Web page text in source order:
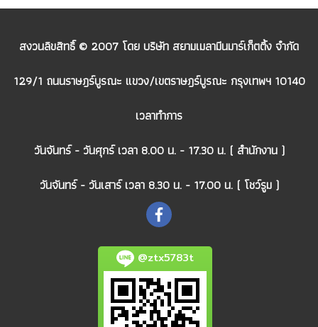
สงวนลิขสิทธิ์ © 2007 โดย บริษัท สยามเมลามีนมาร์เก็ตติ้ง จำกัด
129/1 ถนนราษฎร์บูรณะ แขวง/เขตราษฎร์บูรณะ กรุงเทพฯ 10140
เวลาทำการ
วันจันทร์ - วันศุกร์ เวลา 8.00 น. - 17.30 น. ( สำนักงาน )
วันจันทร์ - วันเสาร์ เวลา 8.30 น. - 17.00 น. ( โชว์รูม )
@ztx5783t